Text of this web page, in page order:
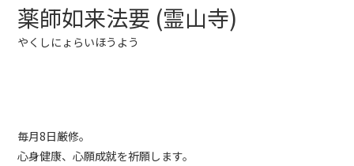
薬師如来法要 (霊山寺)
やくしにょらいほうよう
毎月8日厳修。
心身健康、心願成就を祈願します。